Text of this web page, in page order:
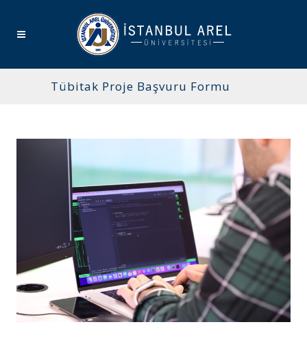
Tübitak Proje Başvuru Formu